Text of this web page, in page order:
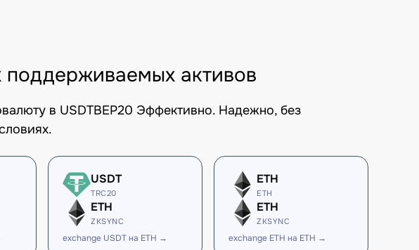
поддерживаемых активов
в USDTBEP20 Эффективно. Надежно, без
USDT
TRC20
ETH
ZKSYNC
exchange USDT на ETH →
ETH
ETH
ETH
ZKSYNC
exchange ETH на ETH →